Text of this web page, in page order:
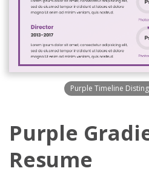
Purple Timeline
Purple
Resume